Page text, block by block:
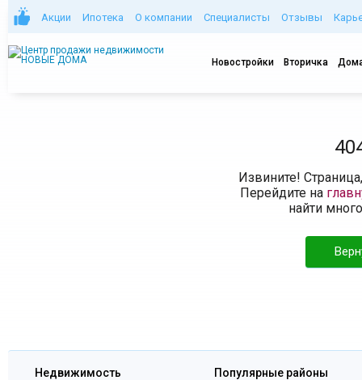
Акции Ипотека О компании Специалисты Отзывы
Новостройки Вторичка
Извините!
Перейдите на
найти
Недвижимость Популярные районы